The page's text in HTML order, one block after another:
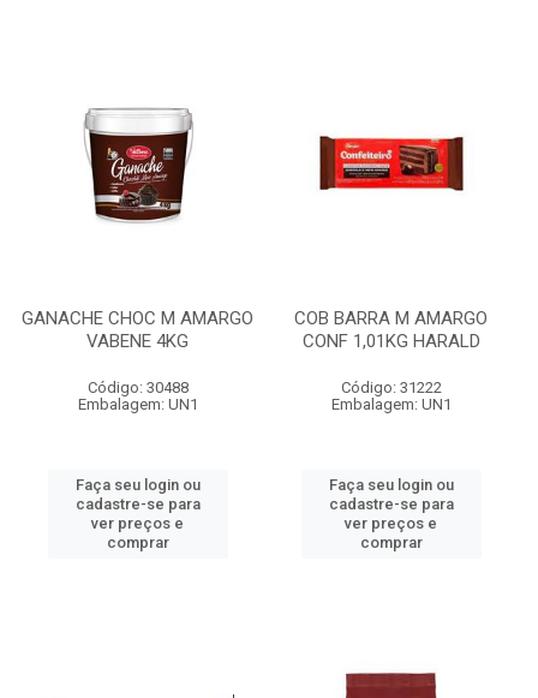
GANACHE CHOC M AMARGO
VABENE 4KG
Código: 30488
Embalagem: UN1
Faça seu login ou
cadastre-se para
ver preços e
comprar
COB BARRA M AMARGO
CONF 1,01KG HARALD
Código: 31222
Embalagem: UN1
Faça seu login ou
cadastre-se para
ver preços e
comprar